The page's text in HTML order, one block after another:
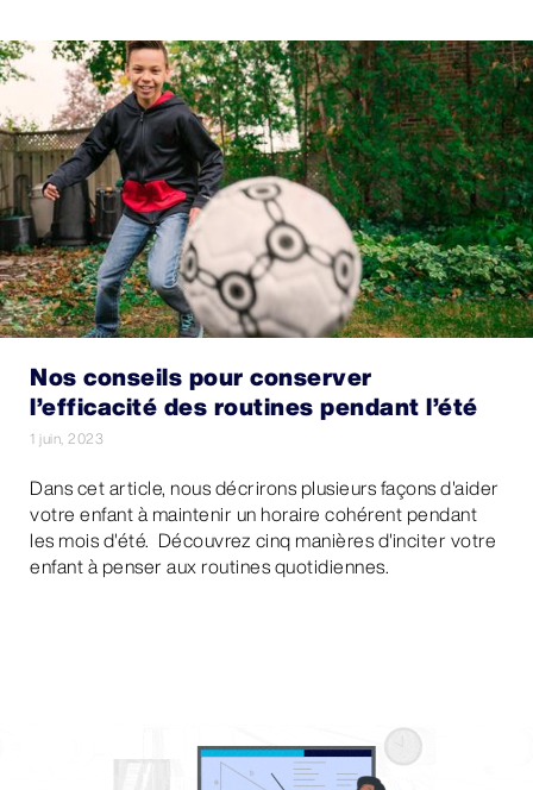
Nos conseils pour conserver
l’efficacité des routines pendant l’été
1 juin, 2023
Dans cet article, nous décrirons plusieurs façons d'aider
votre enfant à maintenir un horaire cohérent pendant
les mois d'été. Découvrez cinq manières d'inciter votre
enfant à penser aux routines quotidiennes.